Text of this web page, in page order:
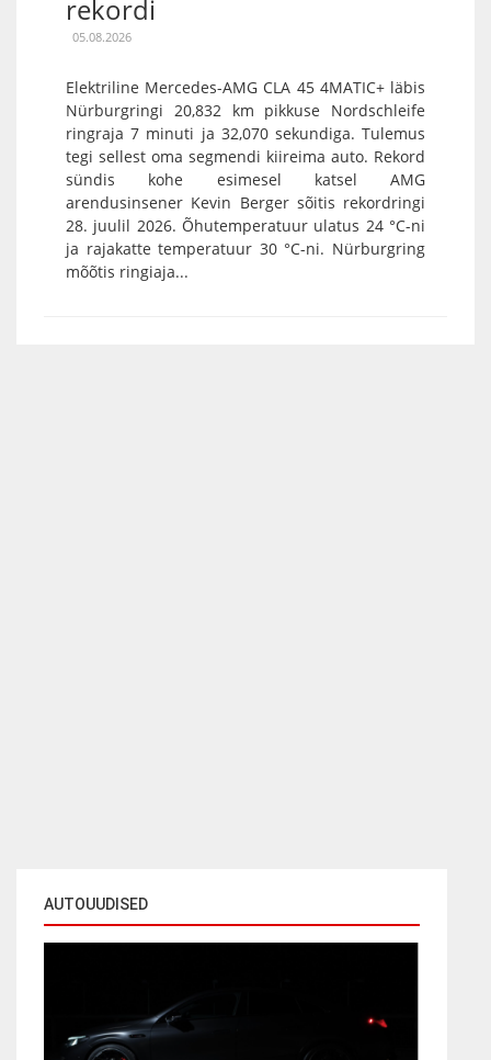
AUTOUUDISED
rekordi
05.08.2026
Elektriline Mercedes-AMG CLA 45 4MATIC+ läbis
Nürburgringi 20,832 km pikkuse Nordschleife
ringraja 7 minuti ja 32,070 sekundiga. Tulemus
tegi sellest oma segmendi kiireima auto. Rekord
sündis kohe esimesel katsel AMG
arendusinsener Kevin Berger sõitis rekordringi
28. juulil 2026. Õhutemperatuur ulatus 24 °C-ni
ja rajakatte temperatuur 30 °C-ni. Nürburgring
mõõtis ringiaja...